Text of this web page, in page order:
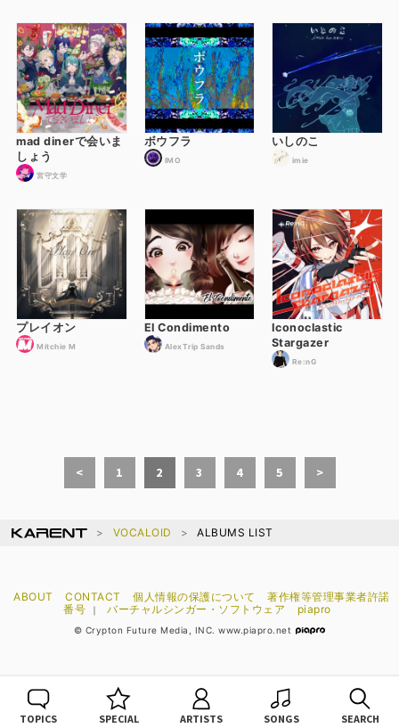
TOPICS SPECIAL ARTISTS SONGS SEARCH
mad dinerで会いま
しょう
宮守文学
ボウフラ
IMO
いしのこ
imie
プレイオン
Mitchie M
El Condimento
AlexTrip Sands
Iconoclastic
Stargazer
Re:nG
< 1 2 3 4 5 >
VOCALOID ALBUMS LIST
ABOUT CONTACT 個人情報の保護について
著作権等管理事業者許諾
番号
｜ バーチャルシンガー・ソフトウェア piapro
© Crypton Future Media, INC. www.piapro.net